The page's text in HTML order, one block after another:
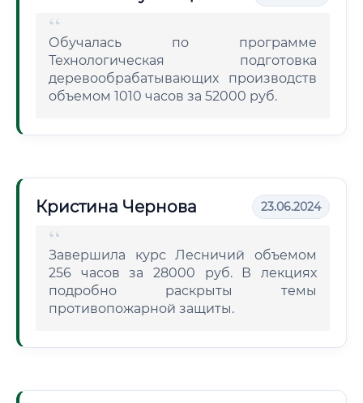
Обучалась по программе
Технологическая подготовка
деревообрабатывающих производств
объемом 1010 часов за 52000 руб.
Кристина Чернова 23.06.2024
Завершила курс Лесничий объемом
256 часов за 28000 руб. В лекциях
подробно раскрыты темы
противопожарной защиты.